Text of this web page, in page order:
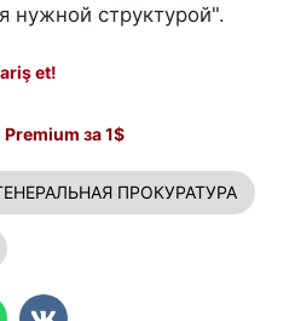
нужной структурой".
et!
за 1$
ПРОКУРАТУРА